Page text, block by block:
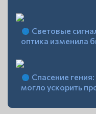
Световые
оптика изменила
Спасение
могло ускорить